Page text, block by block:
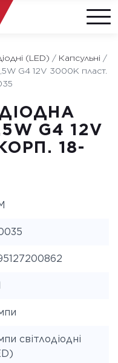
(LED) / Капсульні /
G4 12V 3000K пласт.
G4 12V
18-
світлодіодні